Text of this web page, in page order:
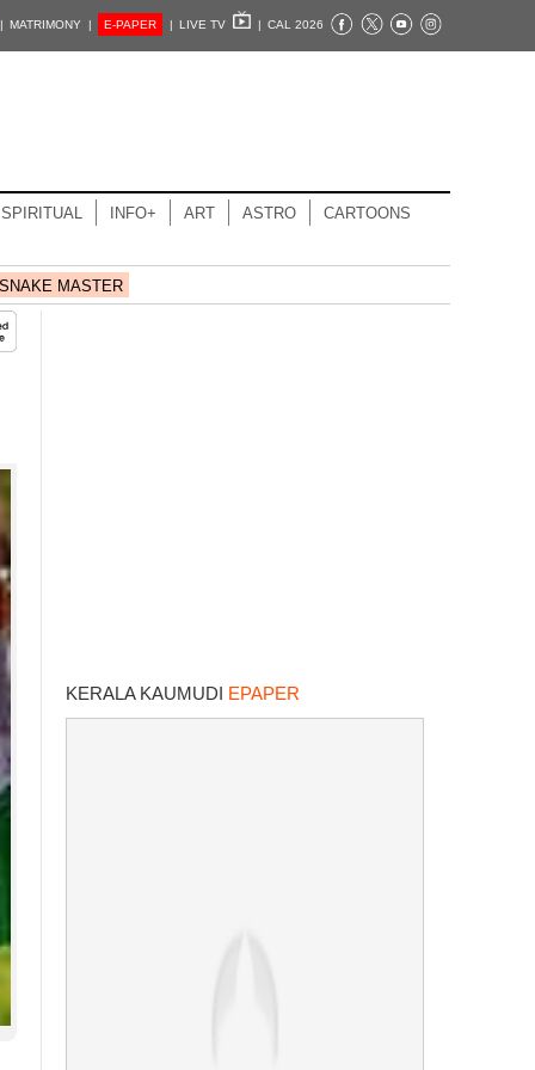
| MATRIMONY | E-PAPER | LIVE TV | CAL 2026
SPIRITUAL INFO+ ART ASTRO CARTOONS
SNAKE MASTER
KERALA KAUMUDI EPAPER